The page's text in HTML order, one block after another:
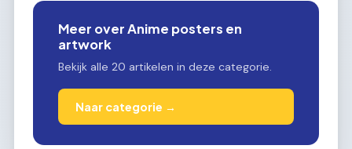
Meer over Anime posters en
artwork
Bekijk alle 20 artikelen in deze categorie.
Naar categorie →